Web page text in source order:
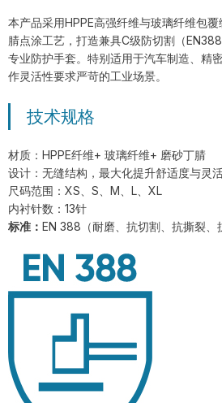
本产品采用HPPE高强纤维与玻璃纤维包
腈点涂工艺，打造兼具C级防切割（
专业防护手套。特别适用于汽车制造、精
作灵活性要求严苛的工业场景。
技术规格
材质：HPPE纤维+ 玻璃纤维+ 磨砂丁腈
设计：无缝结构，最大化提升舒适度与灵
尺码范围：XS、S、M、L、XL
内衬针数：13针
标准 ： EN 388（耐磨、抗切割、抗撕裂、